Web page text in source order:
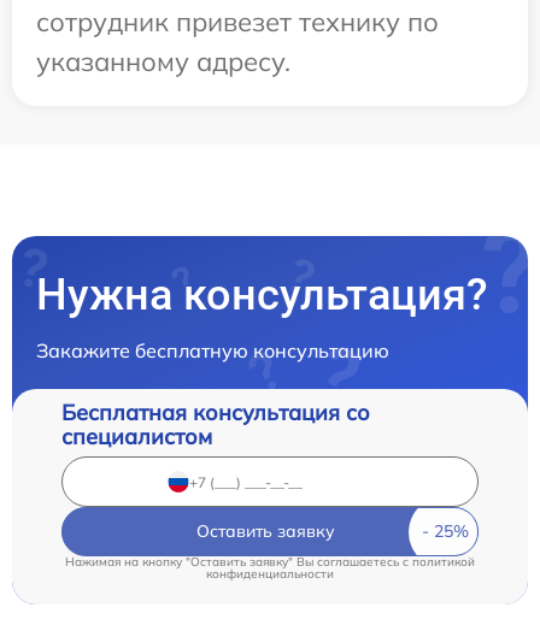
сотрудник привезет технику по
указанному адресу.
Нужна консультация?
Закажите бесплатную консультацию
Бесплатная консультация со
специалистом
Оставить заявку
Нажимая на кнопку "Оставить заявку" Вы соглашаетесь cполитикой
конфиденциальности